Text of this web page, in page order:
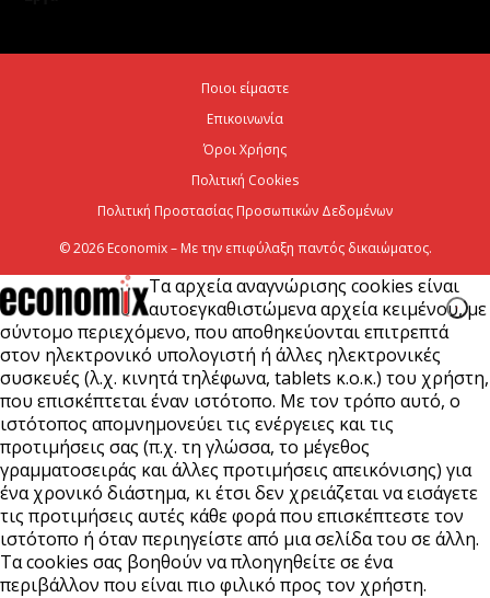
6 Αυγούστου 2026
Viohalco: Ισχυρές επιδόσεις το πρώτο εξάμηνο του
Ποιοι είμαστε
Επικοινωνία
Όροι Χρήσης
Πολιτική Cookies
Πολιτική Προστασίας Προσωπικών Δεδομένων
© 2026 Economix – Με την επιφύλαξη παντός δικαιώματος.
Τα αρχεία αναγνώρισης cookies είναι
αυτοεγκαθιστώμενα αρχεία κειμένου, με
σύντομο περιεχόμενο, που αποθηκεύονται επιτρεπτά
στον ηλεκτρονικό υπολογιστή ή άλλες ηλεκτρονικές
συσκευές (λ.χ. κινητά τηλέφωνα, tablets κ.ο.κ.) του χρήστη,
που επισκέπτεται έναν ιστότοπο. Με τον τρόπο αυτό, ο
ιστότοπος απομνημονεύει τις ενέργειες και τις
προτιμήσεις σας (π.χ. τη γλώσσα, το μέγεθος
γραμματοσειράς και άλλες προτιμήσεις απεικόνισης) για
ένα χρονικό διάστημα, κι έτσι δεν χρειάζεται να εισάγετε
τις προτιμήσεις αυτές κάθε φορά που επισκέπτεστε τον
ιστότοπο ή όταν περιηγείστε από μια σελίδα του σε άλλη.
Τα cookies σας βοηθούν να πλοηγηθείτε σε ένα
περιβάλλον που είναι πιο φιλικό προς τον χρήστη.